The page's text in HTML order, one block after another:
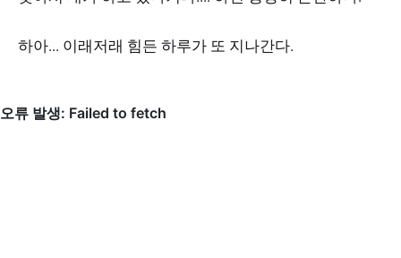
하아... 이래저래 힘든 하루가 또 지나간다.